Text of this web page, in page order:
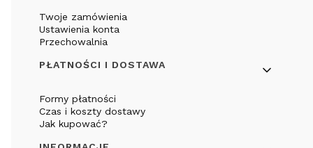
Twoje zamówienia
Ustawienia konta
Przechowalnia
PŁATNOŚCI I DOSTAWA
Formy płatności
Czas i koszty dostawy
Jak kupować?